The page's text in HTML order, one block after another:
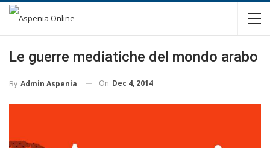
Le guerre mediatiche del mondo arabo
By Admin Aspenia On Dec 4, 2014